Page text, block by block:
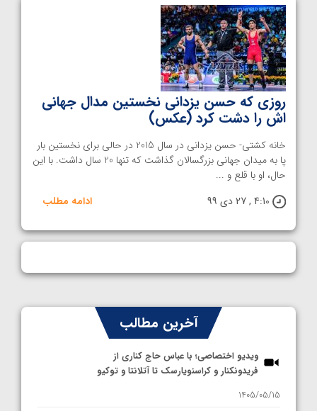
روزی که حسن یزدانی نخستین مدال جهانی
اش را دشت کرد (عکس)
خانه کشتی- حسن یزدانی در سال 2015 در حالی برای نخستین بار
پا به میدان جهانی بزرگسالان گذاشت که تنها 20 سال داشت. با این
حال، او با قلع و ...
4:10 , 27 دی 99
ادامه مطلب
آخرین مطالب
ویدیو اختصاصی؛ با عباس حاج کناری از
فریدونکنار و کراسنویارسک تا آتلانتا و توکیو
1405/05/15